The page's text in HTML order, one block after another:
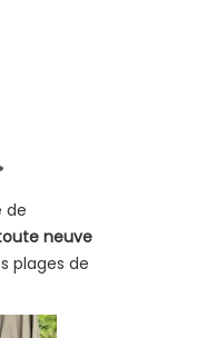
de
neuve
plages de